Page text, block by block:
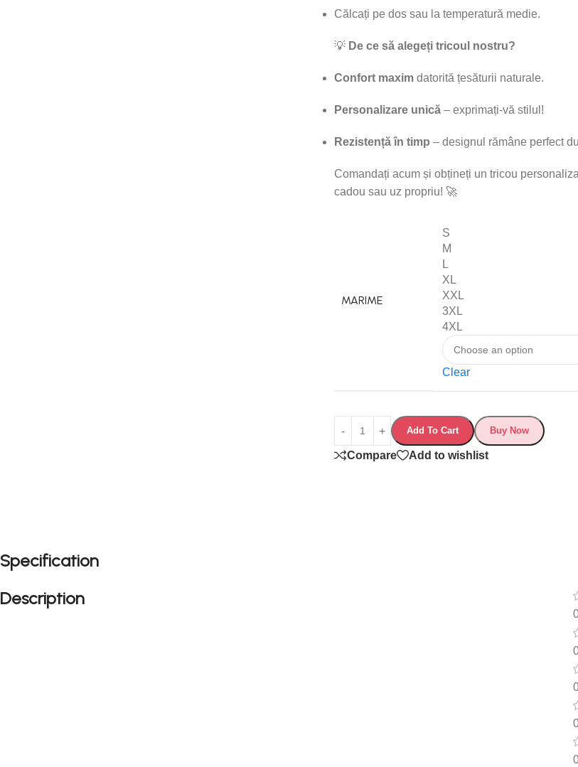
Călcați pe dos sau la temperatură medie.
💡 De ce să alegeți tricoul nostru?
Confort maxim datorită țesăturii naturale.
Personalizare unică – exprimați-vă stilul!
Rezistență în timp – designul rămâne perfect
Comandați acum și obțineți un tricou
cadou sau uz propriu! 🚀
MARIME
S
M
L
XL
XXL
3XL
4XL
Clear
Add To Cart Buy Now
Compare Add to wishlist
Specification
Description